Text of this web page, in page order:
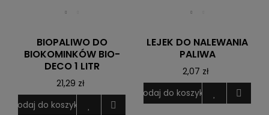
BIOPALIWO DO
BIOKOMINKÓW BIO-
DECO 1 LITR
21,29 zł
Dodaj do koszyka
LEJEK DO NALEWANIA
PALIWA
2,07 zł
Dodaj do koszyka